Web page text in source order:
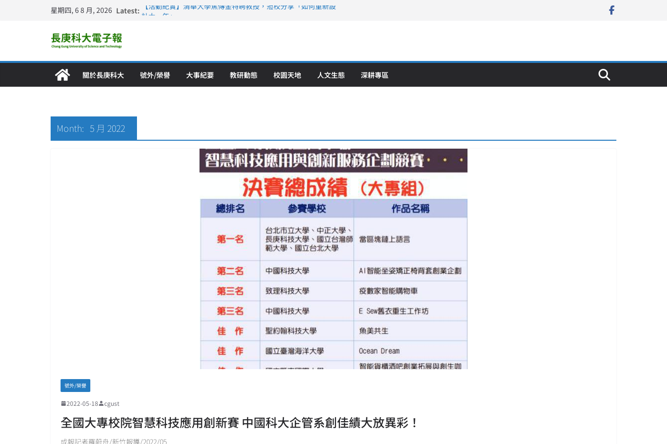
星期四, 6 8 月, 2026 Latest:
【活動紀實】清華大學焦傳金特聘教授，蒞校分享「如何重新設
長庚科大護理系勇奪2026羅馬尼亞歐洲盃國際發明展雙金牌暨雙
特別獎 AI智慧照護與護理教育創新獲國際肯定
關於長庚科大 號外/榮譽 大事紀要 教研動態 校園天地 人文生態 深耕專區
Month: 5 月 2022
號外/榮譽
2022-05-18 cgust
全國大專校院智慧科技應用創新賽 中國科大企管系創佳績大放異彩！
成報記者羅蔚舟/新竹報導/2022/05